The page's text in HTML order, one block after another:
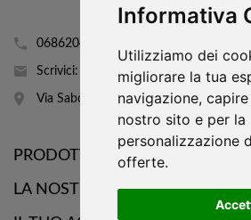
Informativa
Utilizziamo dei
migliorare la tua
navigazione,
nostro sito e per la
personalizzazione
offerte.
0686204160
Scrivici: info@mobhi.it
Via Sabotino 43
PRODOTTI
LA NOSTRA AZIENDA